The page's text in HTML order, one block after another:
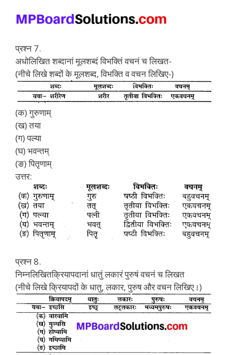
प्रश्न 7.
अधोलिखित शब्दानां मूलशब्दं विभक्तिं वचनं च लिखत-
(नीचे लिखे शब्दों के मूलशब्द, विभक्ति व वचन लिखिए-)
(क) गुरुणाम्
(ख) तया
(ग) पल्या
(घ) भवन्तम्
(ङ) पितृणाम्
उत्तर:
प्रश्न 8.
निम्नलिखितक्रियापदानां धातुं लकारं पुरुषं वचनं च लिखत
(नीचे लिखे क्रियापदों के धातु, लकार, पुरुष और वचन लिखिए।)